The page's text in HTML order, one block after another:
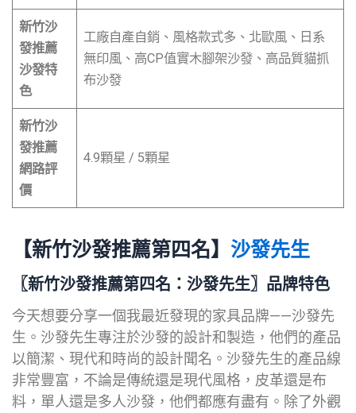
新竹沙
發推薦
沙發特
色
工廠自產自銷、風格款式多、北歐風、日系
無印風、高CP值實木腳架沙發、高品質貓抓
布沙發
新竹沙
發推薦
網路評
價
4.9顆星 / 5顆星
【新竹沙發推薦第四名】 沙發先生
〖新竹沙發推薦第四名 ：沙發先生〗品牌特色
今天想要分享一個我最近發現的家具品牌——沙發先
生。沙發先生專注於沙發的設計和製造，他們的產品
以簡潔、現代和時尚的設計聞名。沙發先生的產品線
非常豐富，不論是傳統還是現代風格，皮革還是布
料，單人還是多人沙發，他們都應有盡有。除了外觀